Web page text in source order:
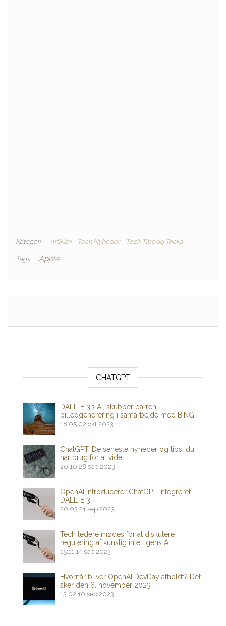
Kategori Artikler Tech Nyheder Tech Tips og Tricks
Tags Apple
CHATGPT
DALL-E 3’s AI, skubber barren i
billedgenerering i samarbejde med BING
18:05 02 okt 2023
ChatGPT: De seneste nyheder og tips, du
har brug for at vide
20:10 28 sep 2023
OpenAI introducerer ChatGPT integreret
DALL-E 3
20:03 21 sep 2023
Tech ledere mødes for at diskutere
regulering af kunstig intelligens AI
15:11 14 sep 2023
Hvornår bliver OpenAI DevDay afholdt? Det
sker den 6. november 2023
13:02 10 sep 2023